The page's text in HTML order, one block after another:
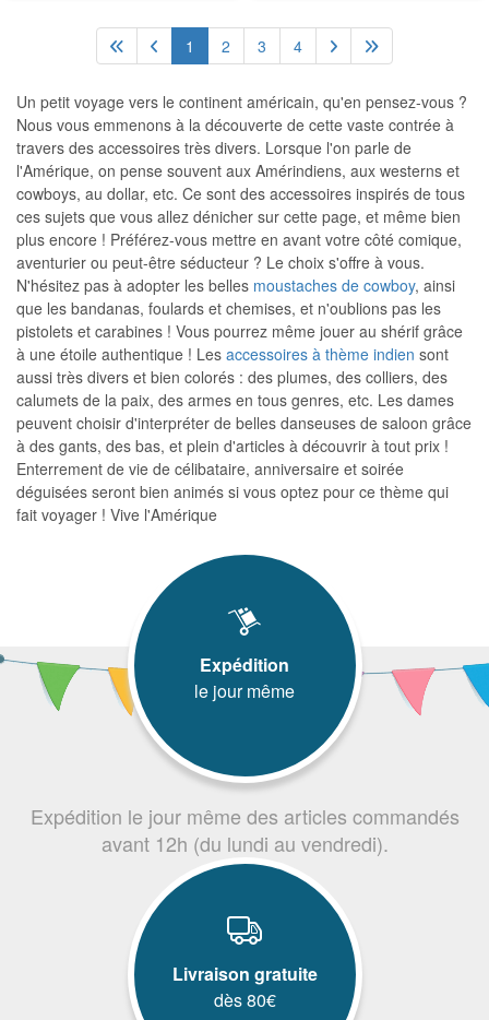
1 2 3 4
Un petit voyage vers le continent américain, qu'en pensez-vous ?
Nous vous emmenons à la découverte de cette vaste contrée à
travers des accessoires très divers. Lorsque l'on parle de
l'Amérique, on pense souvent aux Amérindiens, aux westerns et
cowboys, au dollar, etc. Ce sont des accessoires inspirés de tous
ces sujets que vous allez dénicher sur cette page, et même bien
plus encore ! Préférez-vous mettre en avant votre côté comique,
aventurier ou peut-être séducteur ? Le choix s'offre à vous.
N'hésitez pas à adopter les belles moustaches de cowboy, ainsi
que les bandanas, foulards et chemises, et n'oublions pas les
pistolets et carabines ! Vous pourrez même jouer au shérif grâce
à une étoile authentique ! Les accessoires à thème indien sont
aussi très divers et bien colorés : des plumes, des colliers, des
calumets de la paix, des armes en tous genres, etc. Les dames
peuvent choisir d'interpréter de belles danseuses de saloon grâce
à des gants, des bas, et plein d'articles à découvrir à tout prix !
Enterrement de vie de célibataire, anniversaire et soirée
déguisées seront bien animés si vous optez pour ce thème qui
fait voyager ! Vive l'Amérique
Expédition
le jour même
Expédition le jour même des articles commandés
avant 12h (du lundi au vendredi).
Livraison gratuite
dès 80€